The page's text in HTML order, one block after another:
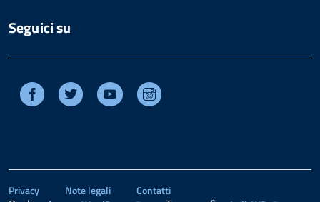
Seguici su
Facebook Twitter Youtube
Privacy Note legali Contatti